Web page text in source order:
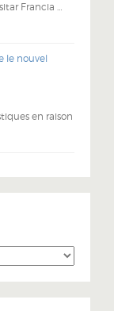
Francia …
le nouvel
en raison